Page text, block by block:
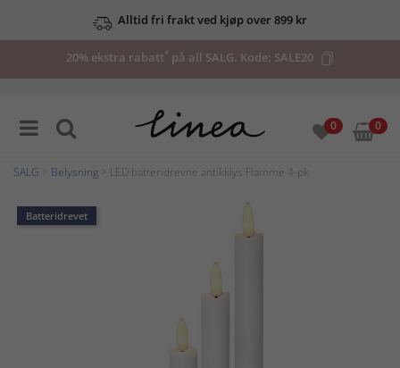
Alltid fri frakt ved kjøp over 899 kr
20% ekstra rabatt* på all SALG. Kode: SALE20
0 0
SALG Belysning > LED batteridrevne antikklys Flamme 4-pk
Batteridrevet